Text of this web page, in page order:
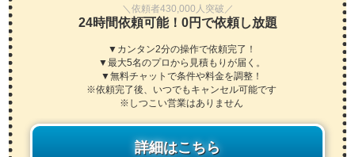
＼依頼者430,000人突破／
24時間依頼可能！0円で依頼し放題
▼カンタン2分の操作で依頼完了！
▼最大5名のプロから見積もりが届く。
▼無料チャットで条件や料金を調整！
※依頼完了後、いつでもキャンセル可能です
※しつこい営業はありません
詳細はこちら